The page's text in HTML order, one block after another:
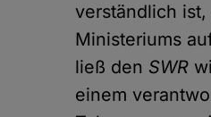
verständlich
Ministeriums
ließ den SWR
einem